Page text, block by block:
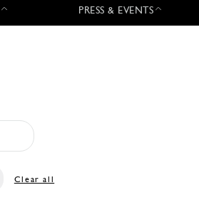
PRESS & EVENTS
Clear all